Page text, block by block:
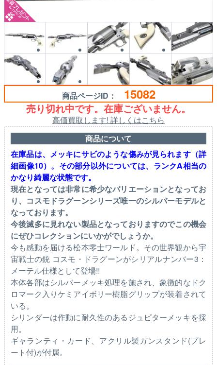
商品ページID： 15082
売り切れ中です。在庫ございません。
高価買取します! 詳しくはこちら
商品について
在庫品は、メッキにサビのような傷みが見られます（詳
細画像10）。その部分以外については、ランクA相当の
かなり綺麗な状態です。
現在となっては非常に希少なバリエーションとなってお
り、コスモドラグーンシリーズ唯一のシルバーモデルと
なっております。
今後滅多に見れない製品となっておりますのでこの機会
にぜひコレクションにいかがでしょうか。
今も感動を届ける松本零士ワールド。その世界観から宇
宙戦士の銃 コスモ・ドラグーンがシリアルナンバー3：
メーテル仕様として登場!!
本体各部はシルバーメッキ処理を施され、象徴的なドク
ロマーク入りケミアイボリー樹脂グリップが装着されて
いる。
シリンダーは作動に耐久性のあるジュピターメッキを採
用。
ギャランティ・カード、アクリル製ガンスタンド(プレ
ート付)が付属。